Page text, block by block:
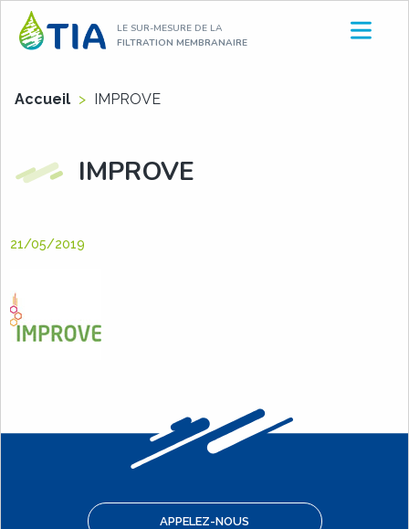
Aller
contenu
LE SUR-MESURE DE LA
FILTRATION MEMBRANAIRE
Accueil > IMPROVE
IMPROVE
21/05/2019
APPELEZ-NOUS